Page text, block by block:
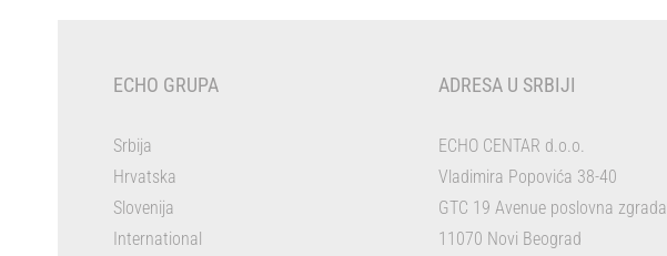
ECHO GRUPA
Srbija
Hrvatska
Slovenija
International
ADRESA U SRBIJI
ECHO CENTAR d.o.o.
Vladimira Popovića 38-40
GTC 19 Avenue poslovna zgrada
11070 Novi Beograd